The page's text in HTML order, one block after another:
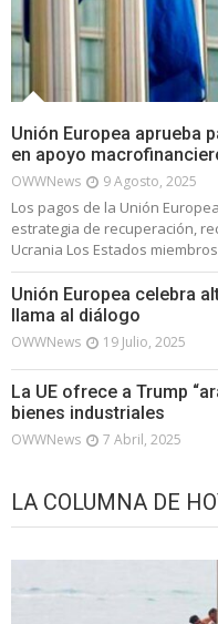
Unión Europea aprueba
en apoyo
OWWNews 9 Agosto, 2025
Los pagos de la Unión
estrategia de recuperación,
Ucrania Los Estados
Unión Europea celebra
llama al diálogo
OWWNews 19 Julio, 2025
La UE ofrece a Trump
bienes industriales
OWWNews 7 Abril, 2025
LA COLUMNA DE